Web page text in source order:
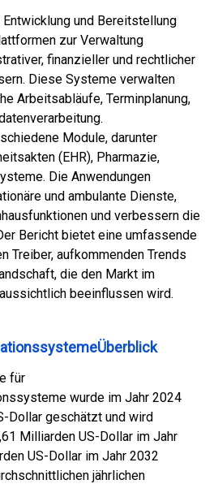
und Bereitstellung
zur Verwaltung
finanzieller und rechtlicher
Diese Systeme verwalten
Arbeitsabläufe, Terminplanung,
Module, darunter
(EHR), Pharmazie,
Die Anwendungen
und ambulante Dienste,
und verbessern die
Bericht bietet eine umfassende
Treiber, aufkommenden Trends
die den Markt im
beeinflussen wird.
für
wurde im Jahr 2024
Dollar geschätzt und wird
Milliarden US-Dollar im Jahr
US-Dollar im Jahr 2032
jährlichen